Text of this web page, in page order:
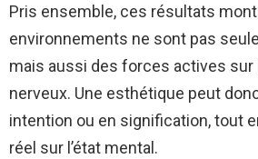
Pris ensemble, ces résultats
environnements ne sont pas
mais aussi des forces actives
nerveux. Une esthétique peut
intention ou en signification, tout
réel sur l’état mental.